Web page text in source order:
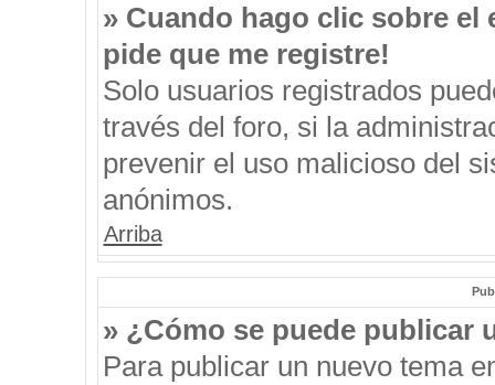
» Cuando hago clic sobre el
pide que me registre!
Solo usuarios registrados
través del foro, si la
prevenir el uso malicioso del
anónimos.
Arriba
» ¿Cómo se puede publicar
Para publicar un nuevo tema